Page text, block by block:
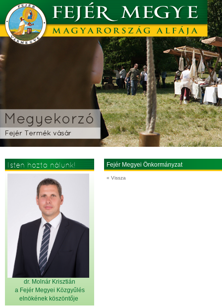
Isten hozta nálunk!
dr. Molnár Krisztián
a Fejér Megyei Közgyűlés
elnökének köszöntője
Fejér Megyei Önkormányzat
« Vissza